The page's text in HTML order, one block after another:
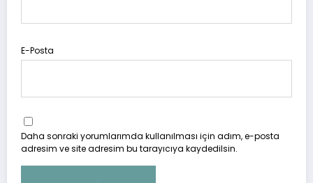
E-Posta
Daha sonraki yorumlarımda kullanılması için adım, e-posta
adresim ve site adresim bu tarayıcıya kaydedilsin.